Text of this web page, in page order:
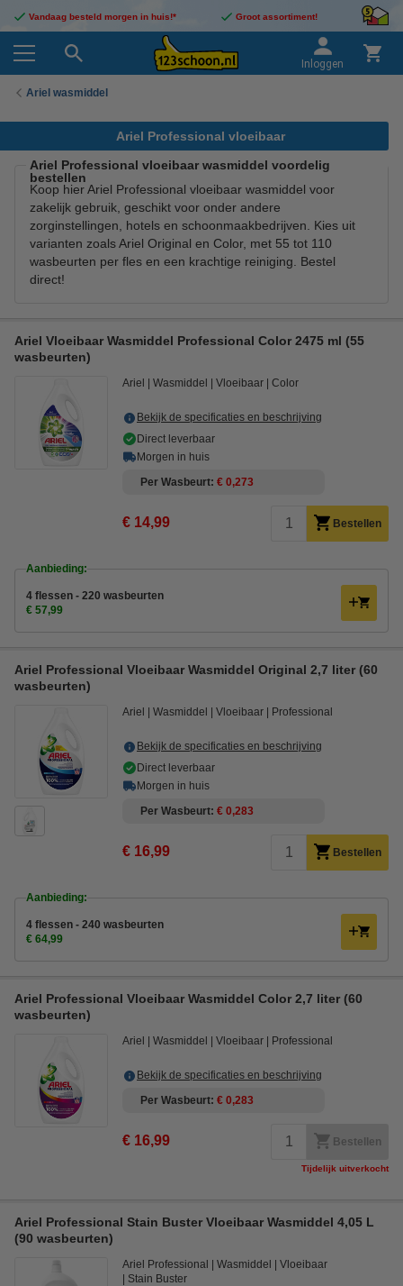
Vandaag besteld morgen in huis!* Groot assortiment!
Inloggen
Ariel wasmiddel
Ariel Professional vloeibaar
Ariel Professional vloeibaar wasmiddel voordelig
bestellen
Koop hier Ariel Professional vloeibaar wasmiddel voor
zakelijk gebruik, geschikt voor onder andere
zorginstellingen, hotels en schoonmaakbedrijven. Kies uit
varianten zoals Ariel Original en Color, met 55 tot 110
wasbeurten per fles en een krachtige reiniging. Bestel
direct!
Ariel Vloeibaar Wasmiddel Professional Color 2475 ml (55
wasbeurten)
Ariel Wasmiddel Vloeibaar Color
Bekijk de specificaties en beschrijving
Direct leverbaar
Morgen in huis
Per Wasbeurt € 0,273
€ 14,99 Bestellen
Aanbieding:
4 flessen - 220 wasbeurten
€ 57,99
Ariel Professional Vloeibaar Wasmiddel Original 2,7 liter (60
wasbeurten)
Ariel Wasmiddel Vloeibaar Professional
Bekijk de specificaties en beschrijving
Direct leverbaar
Morgen in huis
Per Wasbeurt € 0,283
€ 16,99 Bestellen
Aanbieding:
4 flessen - 240 wasbeurten
€ 64,99
Ariel Professional Vloeibaar Wasmiddel Color 2,7 liter (60
wasbeurten)
Ariel Wasmiddel Vloeibaar Professional
Bekijk de specificaties en beschrijving
Per Wasbeurt € 0,283
€ 16,99 Bestellen
Tijdelijk uitverkocht
Ariel Professional Stain Buster Vloeibaar Wasmiddel 4,05 L
(90 wasbeurten)
Ariel Professional Wasmiddel
Vloeibaar
Stain Buster